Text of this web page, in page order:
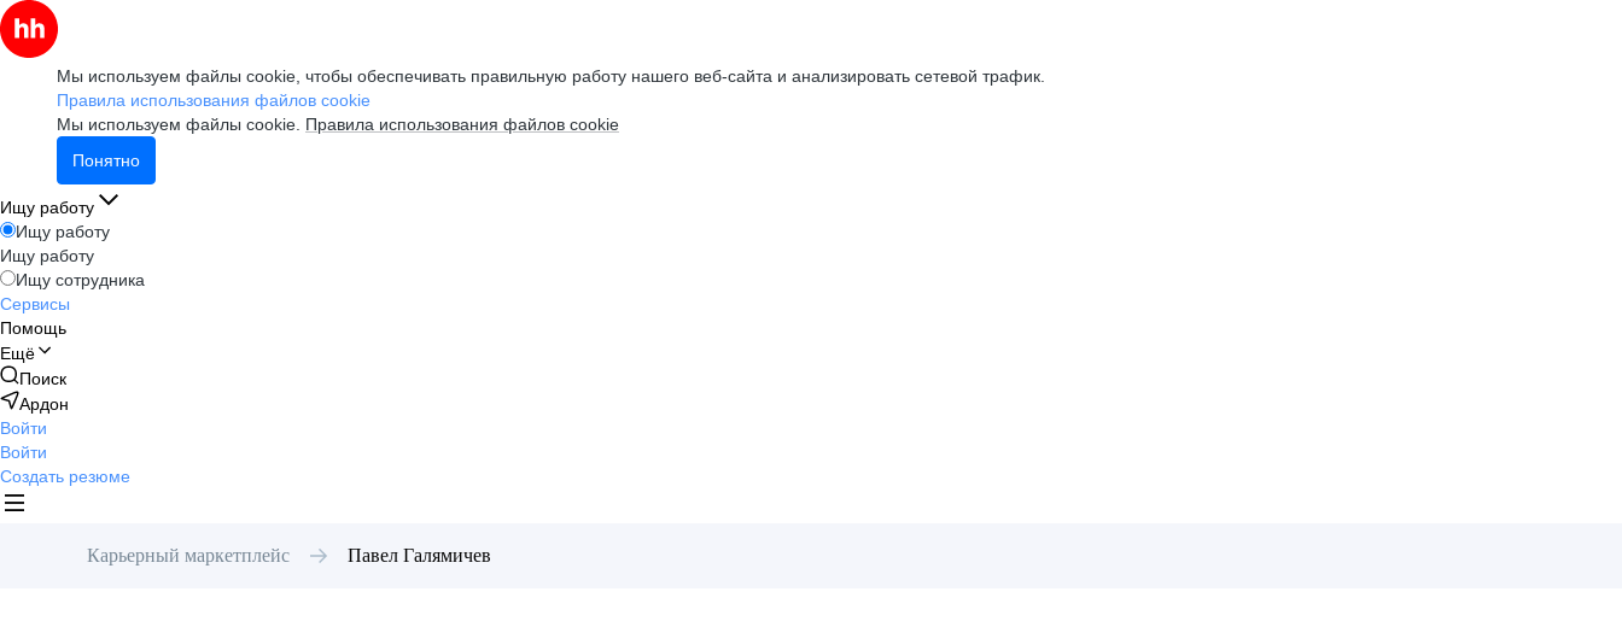
Мы используем файлы cookie, чтобы обеспечивать правильную работу нашего веб-сайта и анализировать сетевой трафик.
Правила использования файлов cookie
Мы используем файлы cookie. Правила использования файлов cookie
Понятно
Ищу работу
Ищу работу
Ищу работу
Ищу сотрудника
Сервисы
Помощь
Ещё
Поиск
Ардон
Войти
Войти
Создать резюме
Карьерный маркетплейс Павел Галямичев